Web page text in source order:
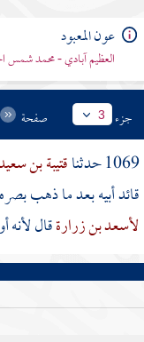
عون المعبود
العظيم آبادي - محمد شمس
جزء 3 صفحة
1069 حدثنا قتيبة بن
قائد أبيه بعد ما ذهب
لأسعد بن زرارةقال لأنه